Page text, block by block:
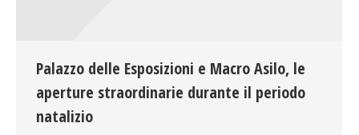
Palazzo delle Esposizioni e Macro Asilo, le
aperture straordinarie durante il periodo
natalizio